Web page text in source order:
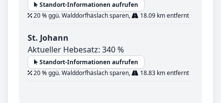
Standort-Informationen aufrufen
20 % ggü. Walddorfhäslach sparen,
18.09 km entfernt
St. Johann
Aktueller Hebesatz: 340 %
Standort-Informationen aufrufen
20 % ggü. Walddorfhäslach sparen,
18.83 km entfernt